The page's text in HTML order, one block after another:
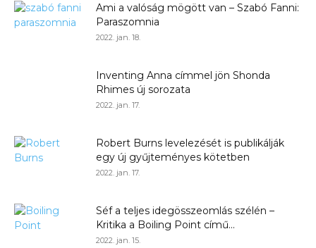
Ami a valóság mögött van – Szabó Fanni:
Paraszomnia
2022. jan. 18.
Inventing Anna címmel jön Shonda
Rhimes új sorozata
2022. jan. 17.
Robert Burns levelezését is publikálják
egy új gyűjteményes kötetben
2022. jan. 17.
Séf a teljes idegösszeomlás szélén –
Kritika a Boiling Point című...
2022. jan. 15.